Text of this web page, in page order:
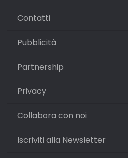
Contatti
Pubblicità
Partnership
Privacy
Collabora con noi
Iscriviti alla Newsletter